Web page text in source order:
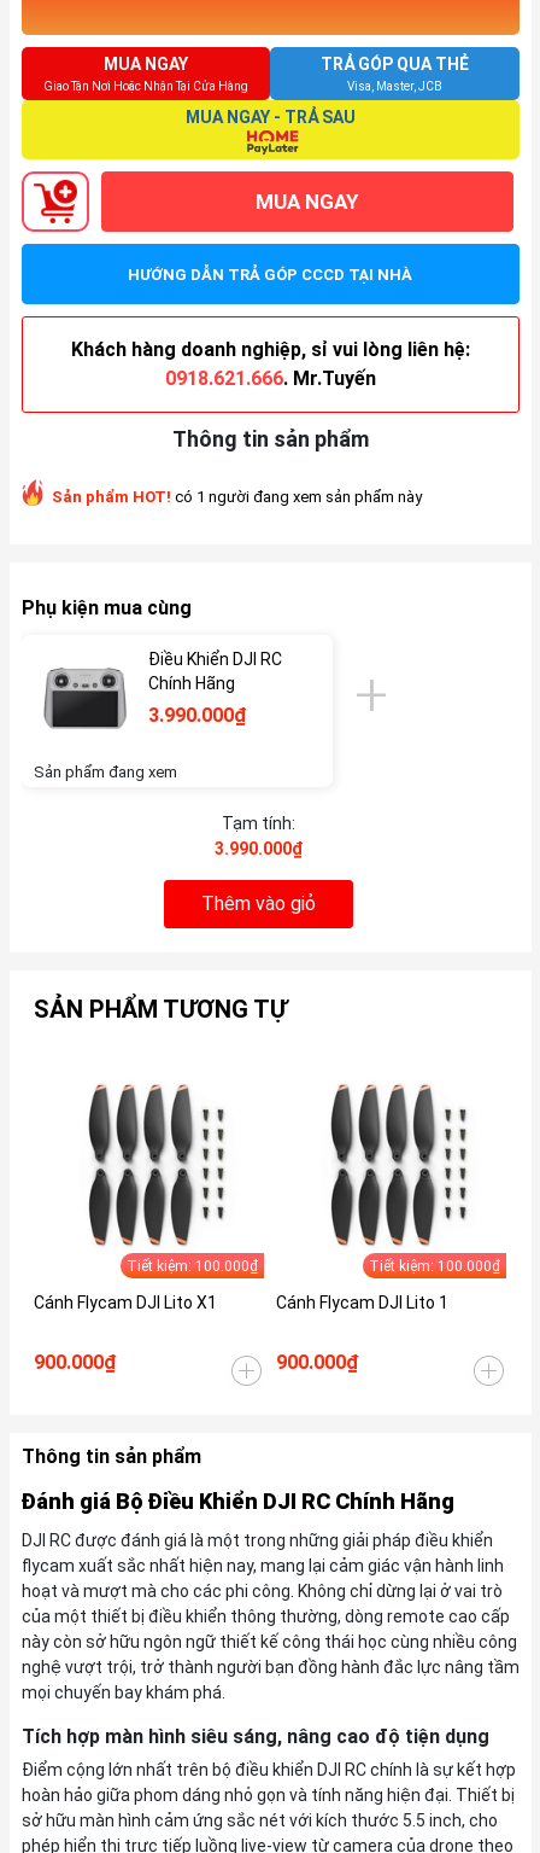
MUA NGAY
Giao Tận Nơi Hoặc Nhận Tại Cửa Hàng
TRẢ GÓP QUA THẺ
Visa, Master, JCB
MUA NGAY - TRẢ SAU
MUA NGAY
HƯỚNG DẪN TRẢ GÓP CCCD TẠI NHÀ
Khách hàng doanh nghiệp, sỉ vui lòng liên hệ:
0918.621.666. Mr.Tuyến
Thông tin sản phẩm
Sản phẩm HOT! có 1 người đang xem sản phẩm này
Phụ kiện mua cùng
Điều Khiển DJI RC
Chính Hãng
3.990.000₫
Sản phẩm đang xem
Tạm tính:
3.990.000₫
Thêm vào giỏ
SẢN PHẨM TƯƠNG TỰ
Tiết kiệm: 100.000₫
Cánh Flycam DJI Lito X1
900.000₫
Tiết kiệm: 100.000₫
Cánh Flycam DJI Lito 1
900.000₫
Thông tin sản phẩm
Đánh giá Bộ Điều Khiển DJI RC Chính Hãng
DJI RC được đánh giá là một trong những giải pháp điều khiển
flycam xuất sắc nhất hiện nay, mang lại cảm giác vận hành linh
hoạt và mượt mà cho các phi công. Không chỉ dừng lại ở vai trò
của một thiết bị điều khiển thông thường, dòng remote cao cấp
này còn sở hữu ngôn ngữ thiết kế công thái học cùng nhiều công
nghệ vượt trội, trở thành người bạn đồng hành đắc lực nâng tầm
mọi chuyến bay khám phá.
Tích hợp màn hình siêu sáng, nâng cao độ tiện dụng
Điểm cộng lớn nhất trên bộ điều khiển DJI RC chính là sự kết hợp
hoàn hảo giữa phom dáng nhỏ gọn và tính năng hiện đại. Thiết bị
sở hữu màn hình cảm ứng sắc nét với kích thước 5.5 inch, cho
phép hiển thị trực tiếp luồng live-view từ camera của drone theo